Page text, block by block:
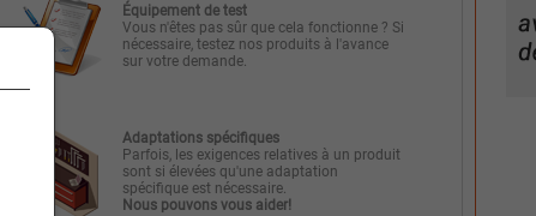
Équipement de test
Vous n'êtes pas sûr que cela fonctionne ? Si
nécessaire, testez nos produits à l'avance
sur votre demande.
Adaptations spécifiques
Parfois, les exigences relatives à un produit
sont si élevées qu'une adaptation
spécifique est nécessaire.
Nous pouvons vous aider!